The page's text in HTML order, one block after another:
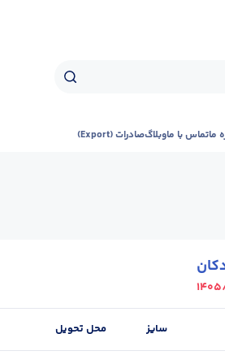
ماتماس با ماوبلاگصادرات (Export)
سایز محل تحویل